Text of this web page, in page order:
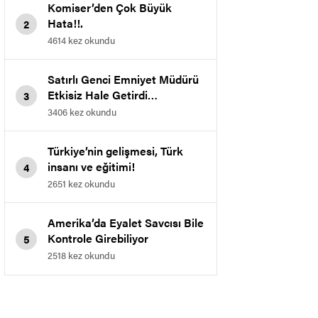
2
Komiser’den Çok Büyük
Hata!!.
4614 kez okundu
3
Satırlı Genci Emniyet Müdürü
Etkisiz Hale Getirdi…
3406 kez okundu
4
Türkiye’nin gelişmesi, Türk
insanı ve eğitimi!
2651 kez okundu
5
Amerika’da Eyalet Savcısı Bile
Kontrole Girebiliyor
2518 kez okundu